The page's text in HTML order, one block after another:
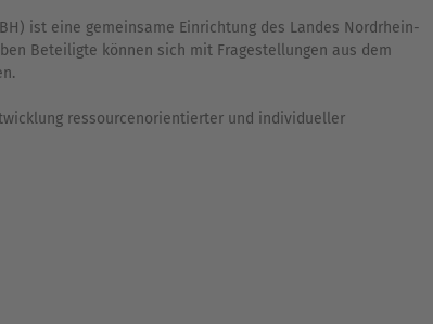
ist eine gemeinsame Einrichtung des Landes Nordrhein-
Beteiligte können sich mit Fragestellungen aus dem
ressourcenorientierter und individueller